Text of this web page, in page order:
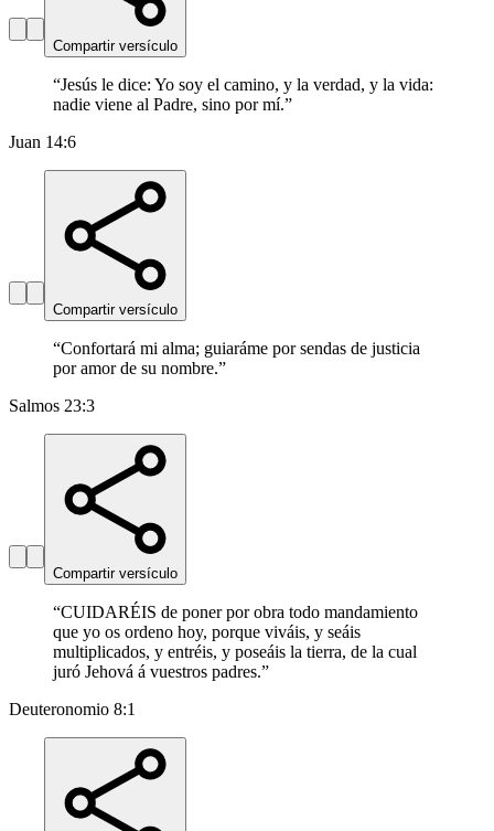
Compartir versículo
“Jesús le dice: Yo soy el camino, y la verdad, y la vida:
nadie viene al Padre, sino por mí.”
Juan 14:6
Compartir versículo
“Confortará mi alma; guiaráme por sendas de justicia
por amor de su nombre.”
Salmos 23:3
Compartir versículo
“CUIDARÉIS de poner por obra todo mandamiento
que yo os ordeno hoy, porque viváis, y seáis
multiplicados, y entréis, y poseáis la tierra, de la cual
juró Jehová á vuestros padres.”
Deuteronomio 8:1